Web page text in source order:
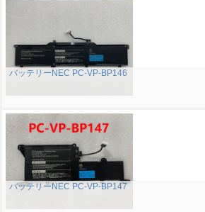
バッテリーNEC PC-VP-BP146
バッテリーNEC PC-VP-BP147